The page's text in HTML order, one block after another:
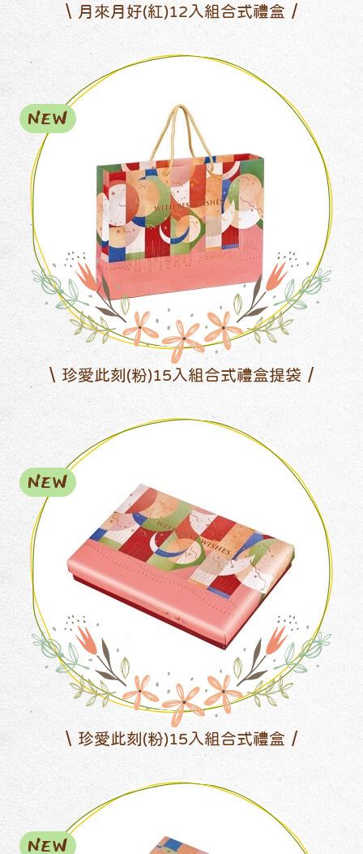
月來月好(紅)12入組合式禮盒
珍愛此刻(粉)15入組合式禮盒提袋
NEW
珍愛此刻(粉)15入組合式禮盒
NEW
NEW